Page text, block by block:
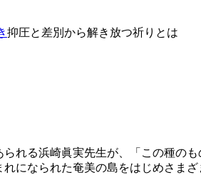
抑圧と差別から解き放つ祈りとは
れる浜崎眞実先生が、「この種の
になられた奄美の島をはじめさま